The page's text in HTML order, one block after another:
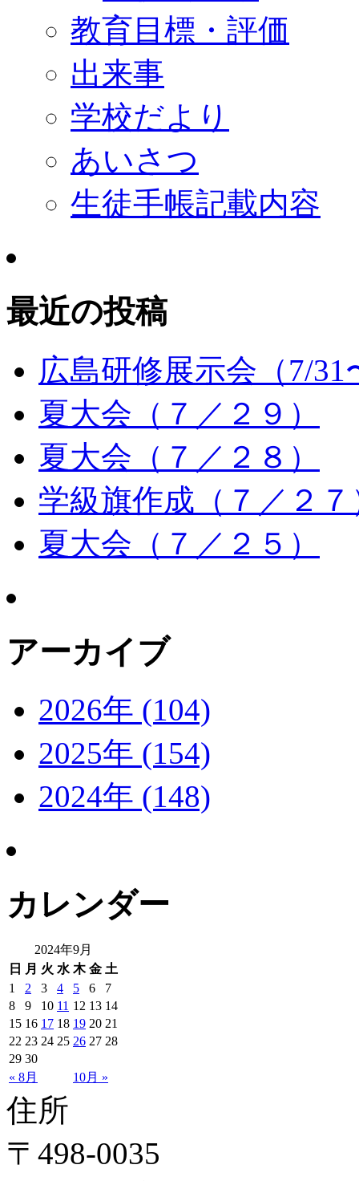
教育目標・評価
出来事
学校だより
あいさつ
生徒手帳記載内容
最近の投稿
広島研修展示会（7/31
夏大会（７／２９）
夏大会（７／２８）
学級旗作成（７／２７
夏大会（７／２５）
アーカイブ
2026年 (104)
2025年 (154)
2024年 (148)
カレンダー
2024年9月
日
月 火 水 木 金 土
« 8月 10月 »
1 2 3 4 5 6
7
8
9 10 11 12 13 14
15 16 17 18 19 20 21
22 23 24 25 26 27 28
29 30
住所
〒498-0035